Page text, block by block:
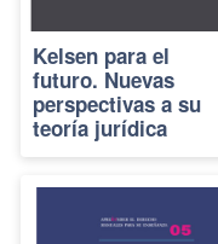
Kelsen para el
futuro. Nuevas
perspectivas a su
teoría jurídica